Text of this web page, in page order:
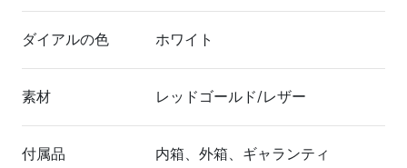
ダイアルの色 ホワイト
素材 レッドゴールド/レザー
付属品 内箱、外箱、ギャランティ